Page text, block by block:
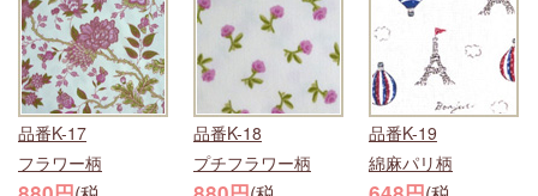
品番K-17
フラワー柄
品番K-18
プチフラワー柄
品番K-19
綿麻パリ柄